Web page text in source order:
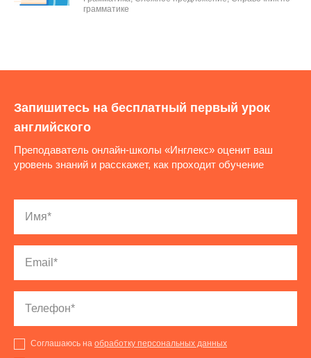
грамматике
Запишитесь на бесплатный первый урок
английского
Преподаватель онлайн-школы «Инглекс» оценит ваш
уровень знаний и расскажет, как проходит обучение
Соглашаюсь на обработку персональных данных